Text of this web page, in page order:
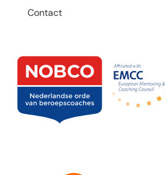
Contact